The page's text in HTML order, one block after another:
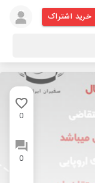
خرید اشتراک
0
0